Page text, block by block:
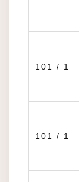
101 / 1
101 / 1